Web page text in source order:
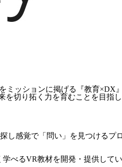
ッションに掲げる『教育×DX
切り拓く力を育むことを目指
感覚で「問い」を見つけるプ
べるVR教材を開発・提供してい